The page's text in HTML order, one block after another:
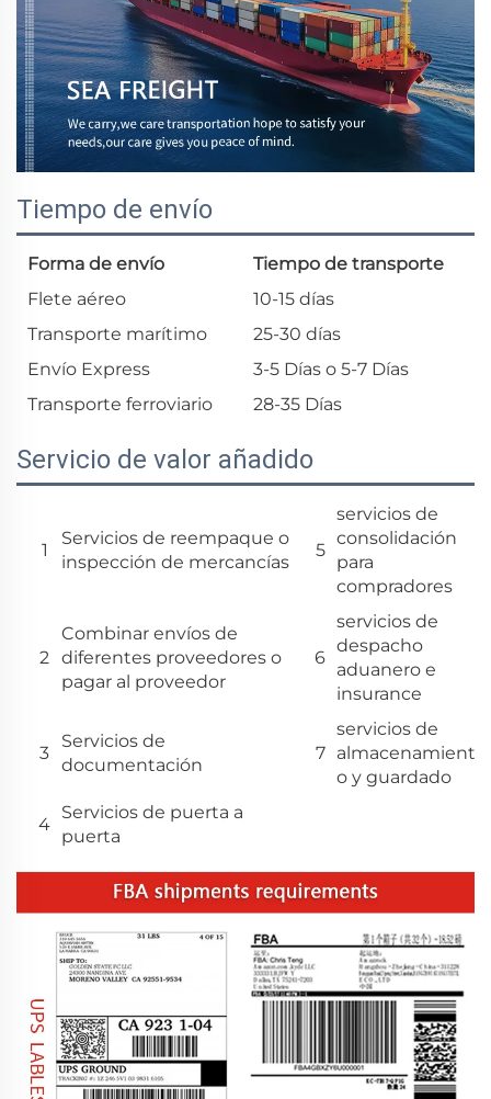
Tiempo de envío
Forma de envío
Tiempo de transporte
Flete aéreo
10-15 días
Transporte marítimo
25-30 días
Envío Express
3-5 Días o 5-7 Días
Transporte ferroviario
28-35 Días
Servicio de valor añadido
1
Servicios de reempaque o
inspección de mercancías
5
servicios de
consolidación
para
compradores
2
Combinar envíos de
diferentes proveedores o
pagar al proveedor
6
servicios de
despacho
aduanero e
insurance
3
Servicios de
documentación
7
servicios de
almacenamient
o y guardado
4
Servicios de puerta a
puerta